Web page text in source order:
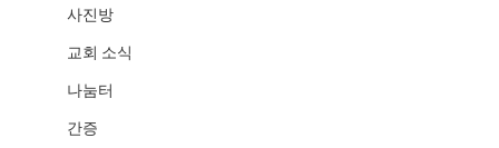
사진방
교회 소식
나눔터
간증